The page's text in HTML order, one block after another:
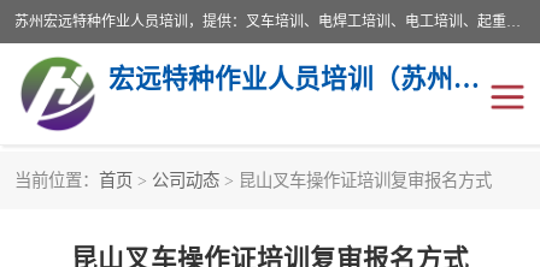
苏州宏远特种作业人员培训，提供：叉车培训、电焊工培训、电工培训、起重机培训、电梯培训、登高培训等服务苏州本地培训服务。始终坚持“以人为本，质量立校”的办学思想，以培养社会应用型人才为己任，明码收费，诚实守信，中途不收任何费用。随到随学，学会为止，一期未学会者免费再学，直到学会为止。
宏远特种作业人员培训（苏州）有限公司
当前位置： 首页 > 公司动态 > 昆山叉车操作证培训复审报名方式
昆山叉车操作证培训复审报名方式